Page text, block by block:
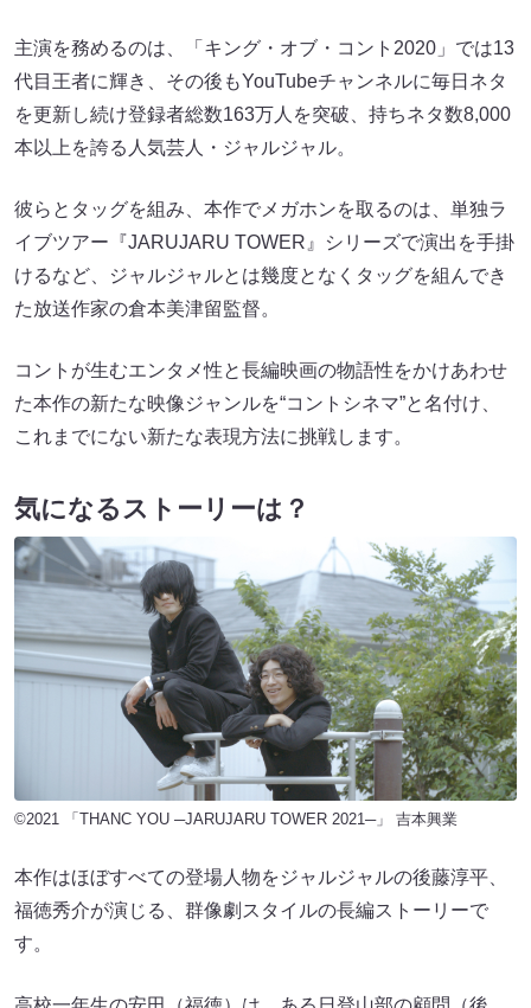
主演を務めるのは、「キング・オブ・コント2020」では13
代目王者に輝き、その後もYouTubeチャンネルに毎日ネタ
を更新し続け登録者総数163万人を突破、持ちネタ数8,000
本以上を誇る人気芸人・ジャルジャル。
彼らとタッグを組み、本作でメガホンを取るのは、単独ラ
イブツアー『JARUJARU TOWER』シリーズで演出を手掛
けるなど、ジャルジャルとは幾度となくタッグを組んでき
た放送作家の倉本美津留監督。
コントが生むエンタメ性と長編映画の物語性をかけあわせ
た本作の新たな映像ジャンルを“コントシネマ”と名付け、
これまでにない新たな表現方法に挑戦します。
気になるストーリーは？
©︎2021 「THANC YOU ─JARUJARU TOWER 2021─」 吉本興業
本作はほぼすべての登場人物をジャルジャルの後藤淳平、
福徳秀介が演じる、群像劇スタイルの長編ストーリーで
す。